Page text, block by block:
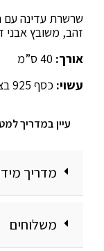
זהב, משובץ אבני
אורך: 40 ס”מ
עשוי: כסף 925 בציפוי זהב.
עיין במדריך
מדריך
משלוחים